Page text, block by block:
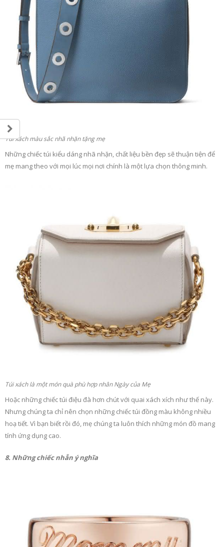
Túi xách màu sắc nhã nhặn tặng mẹ
Những chiếc túi kiểu dáng nhã nhặn, chất liệu bền đẹp sẽ thuận tiện để
mẹ mang theo với mọi lúc mọi nơi chính là một lựa chọn thông minh.
Túi xách là một món quà phù hợp nhân Ngày của Mẹ
Hoặc những chiếc túi điệu đà hơn chút với quai xách xích như thế này.
Nhưng chúng ta chỉ nên chọn những chiếc túi đồng màu không nhiều
hoạ tiết. Vì bạn biết rồi đó, mẹ chúng ta luôn thích những món đồ mang
tính ứng dụng cao.
8. Những chiếc nhẫn ý nghĩa